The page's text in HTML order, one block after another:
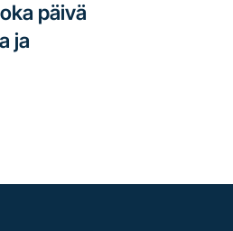
päivä
ja